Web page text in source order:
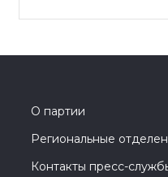
О партии
Региональные
Контакты пресс-